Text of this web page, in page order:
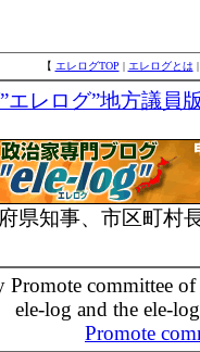
【 エレログTOP | エレログとは
エレログ”地方議員
県知事、市区町村
committee
ele-log and the ele-
Promote